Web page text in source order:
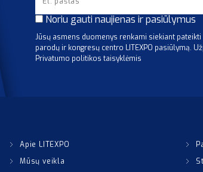
Noriu gauti naujienas ir pasiūlymus
Jūsų asmens duomenys renkami siekiant
parodų ir kongresų centro LITEXPO pasiūlymą.
Privatumo politikos taisyklėmis
Apie LITEXPO
Mūsų veikla